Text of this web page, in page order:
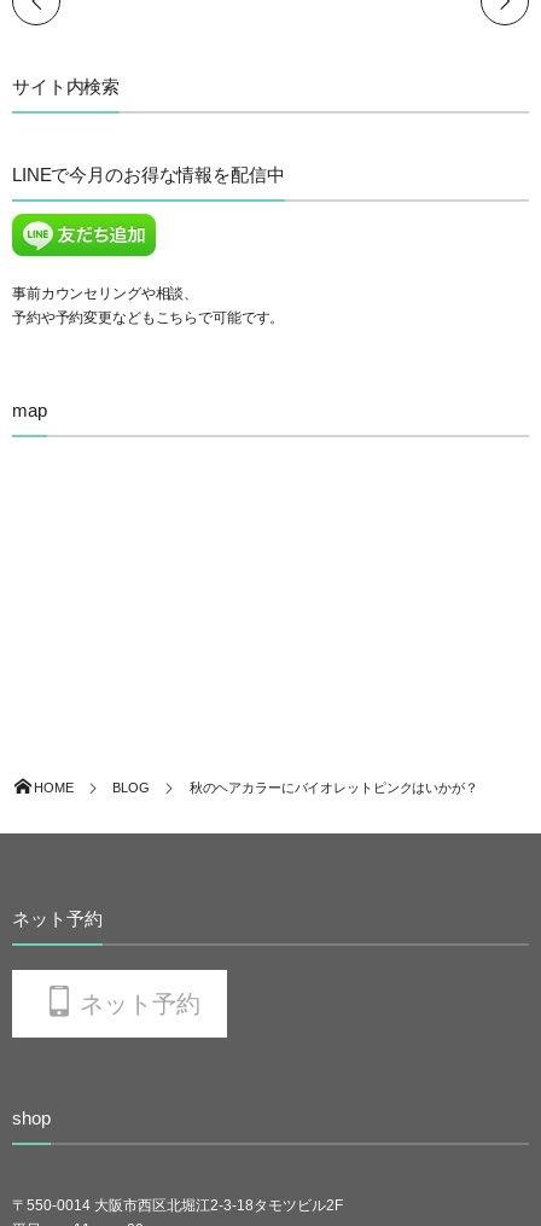
サイト内検索
LINEで今月のお得な情報を配信中
事前カウンセリングや相談、
予約や予約変更などもこちらで可能です。
map
HOME BLOG 秋のヘアカラーにバイオレットピンクはいかが？
ネット予約
ネット予約
shop
〒550-0014 大阪市西区北堀江2-3-18タモツビル2F